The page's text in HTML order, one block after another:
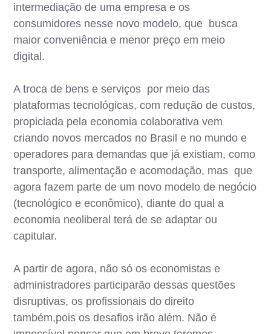
intermediação de uma empresa e os
consumidores nesse novo modelo, que busca
maior conveniência e menor preço em meio
digital.
A troca de bens e serviços por meio das
plataformas tecnológicas, com redução de custos,
propiciada pela economia colaborativa vem
criando novos mercados no Brasil e no mundo e
operadores para demandas que já existiam, como
transporte, alimentação e acomodação, mas que
agora fazem parte de um novo modelo de negócio
(tecnológico e econômico), diante do qual a
economia neoliberal terá de se adaptar ou
capitular.
A partir de agora, não só os economistas e
administradores participarão dessas questões
disruptivas, os profissionais do direito
também,pois os desafios irão além. Não é